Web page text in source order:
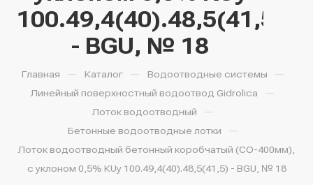
100.49,4(40).48,5(41,5)
- BGU, № 18
Главная — Каталог — Водоотводные системы —
Линейный поверхностный водоотвод Gidrolica —
Лоток водоотводный —
Бетонные водоотводные лотки —
Лоток водоотводный бетонный коробчатый (СО-400мм),
с уклоном 0,5% КUу 100.49,4(40).48,5(41,5) - BGU, № 18